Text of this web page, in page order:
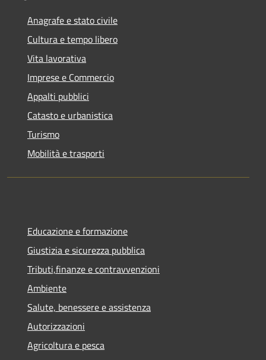
Anagrafe e stato civile
Cultura e tempo libero
Vita lavorativa
Imprese e Commercio
Appalti pubblici
Catasto e urbanistica
Turismo
Mobilità e trasporti
Educazione e formazione
Giustizia e sicurezza pubblica
Tributi,finanze e contravvenzioni
Ambiente
Salute, benessere e assistenza
Autorizzazioni
Agricoltura e pesca